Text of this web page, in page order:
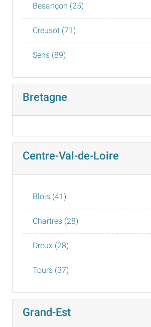
Besançon (25)
Creusot (71)
Sens (89)
Bretagne
Centre-Val-de-Loire
Blois (41)
Chartres (28)
Dreux (28)
Tours (37)
Grand-Est